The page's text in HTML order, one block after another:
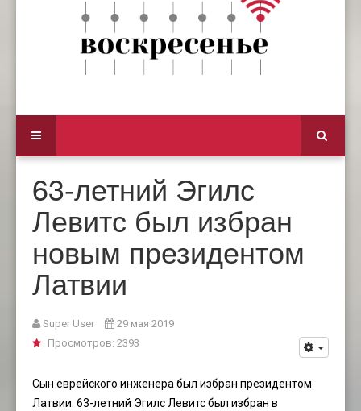
63-летний Эгилс
Левитс был избран
новым президентом
Латвии
Super User
29 мая 2019
Просмотров: 2393
Сын еврейского инженера был избран президентом
Латвии. 63-летний Эгилс Левитс был избран в